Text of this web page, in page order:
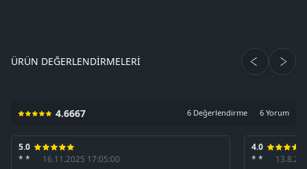
ÜRÜN DEĞERLENDIRMELERI
4.6667 6 Değerlendirme 6 Yorum
5.0
* *
16.11.2025 17:05:00
4.0
* *